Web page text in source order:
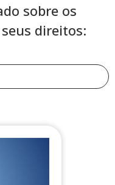
sobre os
direitos: